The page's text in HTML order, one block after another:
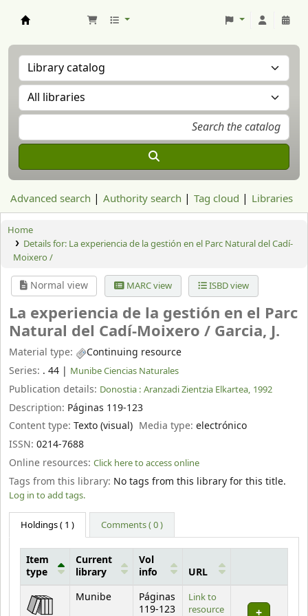
Advanced search Authority search Tag cloud Libraries
Home
Details for: La experiencia de la gestión en el Parc Natural del Cadí-
Moixero /
Normal view MARC view ISBD view
La experiencia de la gestión en el Parc
Natural del Cadí-Moixero / Garcia, J.
Material type:
Continuing resource
Series: . 44 | Munibe Ciencias Naturales
Publication details: Donostia : Aranzadi Zientzia Elkartea, 1992
Description: Páginas 119-123
Content type: Texto (visual) Media type:electrónico
ISSN: 0214-7688
Online resources: Click here to access online
Tags from this library: No tags from this library for this title.
Log in to add tags.
Holdings( 1 ) Comments ( 0 )
Holdings
Item
type
Current
library
Vol
info
URL
Munibe
Páginas
119-123
Link to
resource